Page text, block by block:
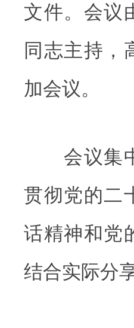
文件。会议
同志主持，
加会议。
会议集中
贯彻党的二
话精神和党
结合实际分